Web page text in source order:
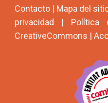
Contacto | Mapa del
privacidad | Política
CreativeCommons |